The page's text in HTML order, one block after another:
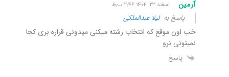
آرمین اسفند ۲۳, ۱۴۰۴ ۲:۴۶ ب٫ظ
پاسخ بهلیلا عبدالملکی
خب اون موقع که انتخاب رشته میکنی میدونی قراره بری کجا
نمیتونی نرو
پاسخ